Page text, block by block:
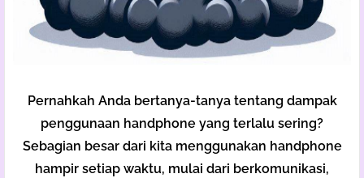
Pernahkah Anda bertanya-tanya tentang dampak
penggunaan handphone yang terlalu sering?
Sebagian besar dari kita menggunakan handphone
hampir setiap waktu, mulai dari berkomunikasi,